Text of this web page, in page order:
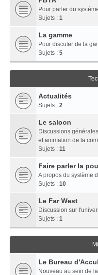
Pour parler du
Sujets : 1
La gamme
Pour discuter de la
Sujets : 5
Actualités
Sujets : 2
Le saloon
Discussions
et animation de la
Sujets : 11
Faire parler la
A propos du système
Sujets : 10
Le Far West
Discussion sur
Sujets : 1
Le Bureau
Nouveau au sein de